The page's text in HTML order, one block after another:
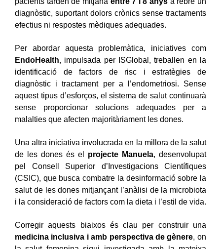
diagnòstic, suportant dolors crònics sense tractaments
efectius ni respostes mèdiques adequades.
Per abordar aquesta problemàtica, iniciatives com
EndoHealth, impulsada per ISGlobal, treballen en la
identificació de factors de risc i estratègies de
diagnòstic i tractament per a l’endometriosi. Sense
aquest tipus d’esforços, el sistema de salut continuarà
sense proporcionar solucions adequades per a
malalties que afecten majoritàriament les dones.
Una altra iniciativa involucrada en la millora de la salut
de les dones és el projecte Manuela, desenvolupat
pel Consell Superior d’Investigacions Científiques
(CSIC), que busca combatre la desinformació sobre la
salut de les dones mitjançant l’anàlisi de la microbiota
i la consideració de factors com la dieta i l’estil de vida.
Corregir aquests biaixos és clau per construir una
medicina inclusiva i amb perspectiva de gènere, on